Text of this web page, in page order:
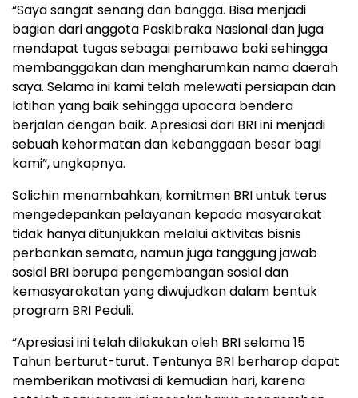
“Saya sangat senang dan bangga. Bisa menjadi
bagian dari anggota Paskibraka Nasional dan juga
mendapat tugas sebagai pembawa baki sehingga
membanggakan dan mengharumkan nama daerah
saya. Selama ini kami telah melewati persiapan dan
latihan yang baik sehingga upacara bendera
berjalan dengan baik. Apresiasi dari BRI ini menjadi
sebuah kehormatan dan kebanggaan besar bagi
kami”, ungkapnya.
Solichin menambahkan, komitmen BRI untuk terus
mengedepankan pelayanan kepada masyarakat
tidak hanya ditunjukkan melalui aktivitas bisnis
perbankan semata, namun juga tanggung jawab
sosial BRI berupa pengembangan sosial dan
kemasyarakatan yang diwujudkan dalam bentuk
program BRI Peduli.
“Apresiasi ini telah dilakukan oleh BRI selama 15
Tahun berturut-turut. Tentunya BRI berharap dapat
memberikan motivasi di kemudian hari, karena